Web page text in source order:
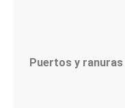
Puertos y ranuras